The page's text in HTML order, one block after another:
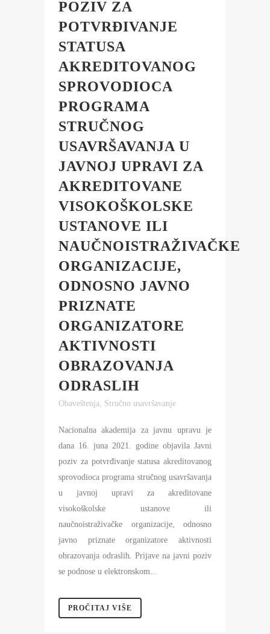
POZIV ZA
POTVRĐIVANJE
STATUSA
AKREDITOVANOG
SPROVODIOCA
PROGRAMA
STRUČNOG
USAVRŠAVANJA U
JAVNOJ UPRAVI ZA
AKREDITOVANE
VISOKOŠKOLSKE
USTANOVE ILI
NAUČNOISTRAŽIVAČKE
ORGANIZACIJE,
ODNOSNO JAVNO
PRIZNATE
ORGANIZATORE
AKTIVNOSTI
OBRAZOVANJA
ODRASLIH
Obaveštenja Stručno usavršavanje
Nacionalna akademija za javnu upravu je
dana 16. juna 2021. godine objavila Javni
poziv za potvrđivanje statusa akreditovanog
sprovodioca programa stručnog usavršavanja
u javnoj upravi za akreditovane
visokoškolske ustanove ili
naučnoistraživačke organizacije, odnosno
javno priznate organizatore aktivnosti
obrazovanja odraslih. Prijave na javni poziv
se podnose u elektronskom...
PROČITAJ VIŠE